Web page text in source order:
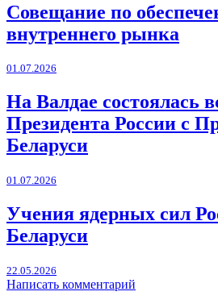
Совещание по
внутреннего рынка
01.07.2026
На Валдае состоялась
Президента России с
Беларуси
01.07.2026
Учения ядерных сил
Беларуси
22.05.2026
Написать комментарий